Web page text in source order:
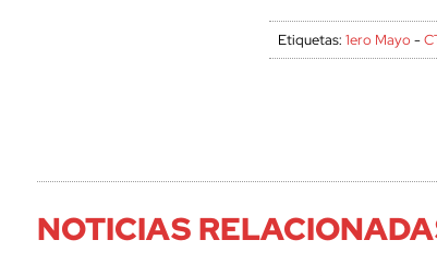
Etiquetas:1ero Mayo -
NOTICIAS